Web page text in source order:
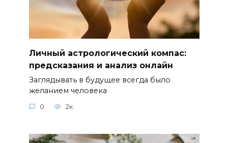
Личный астрологический компас:
предсказания и анализ онлайн
Заглядывать в будущее всегда было
желанием человека
0 2к.